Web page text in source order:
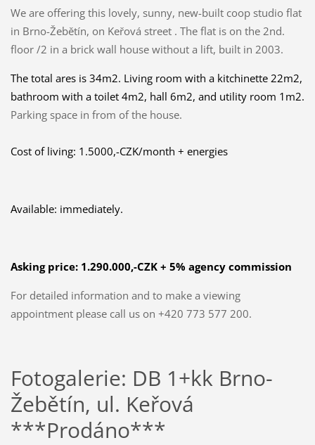
We are offering this lovely, sunny, new-built coop studio flat
in Brno-Žebětín, on Keřová street . The flat is on the 2nd.
floor /2 in a brick wall house without a lift, built in 2003.
The total ares is 34m2. Living room with a kitchinette 22m2,
bathroom with a toilet 4m2, hall 6m2, and utility room 1m2.
Parking space in from of the house.
Cost of living: 1.5000,-CZK/month + energies
Available: immediately.
Asking price: 1.290.000,-CZK + 5% agency commission
For detailed information and to make a viewing
appointment please call us on +420 773 577 200.
Fotogalerie: DB 1+kk Brno-
Žebětín, ul. Keřová
***Prodáno***